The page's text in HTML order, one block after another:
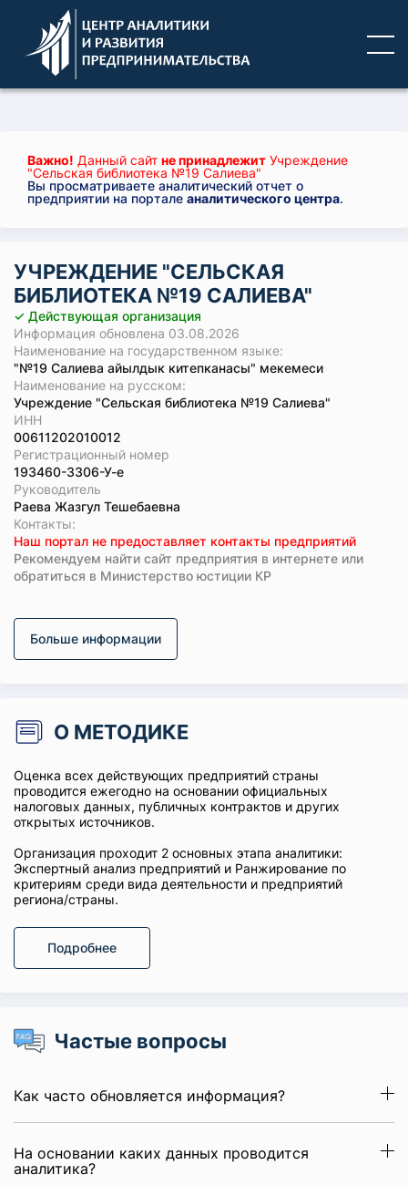
Важно! Данный сайт не принадлежит Учреждение
"Сельская библиотека №19 Салиева"
Вы просматриваете аналитический отчет о
предприятии на портале аналитического центра.
УЧРЕЖДЕНИЕ "СЕЛЬСКАЯ
БИБЛИОТЕКА №19 САЛИЕВА"
✓ Действующая организация
Информация обновлена 03.08.2026
Наименование на государственном языке:
"№19 Салиева айылдык китепканасы" мекемеси
Наименование на русском:
Учреждение "Сельская библиотека №19 Салиева"
ИНН
00611202010012
Регистрационный номер
193460-3306-У-е
Руководитель
Раева Жазгул Тешебаевна
Koнтaкты:
Наш портал не предоставляет контакты предприятий
Рекомендуем найти сайт предприятия в интернете или
обратиться в Министерство юстиции КР
Больше информации
О МЕТОДИКЕ
Оценка всех действующих предприятий страны
проводится ежегодно на основании официальных
налоговых данных, публичных контрактов и других
открытых источников.
Организация проходит 2 основных этапа аналитики:
Экспертный анализ предприятий и Ранжирование по
критериям среди вида деятельности и предприятий
региона/страны.
Подробнее
Частые вопросы
Как часто обновляется информация?
На основании каких данных проводится
аналитика?